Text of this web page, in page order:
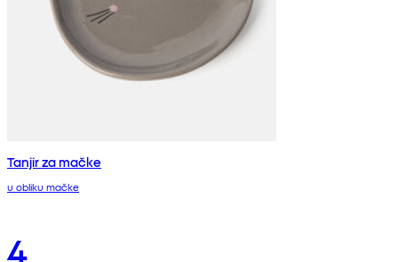
Tanjir za mačke
u obliku mačke
4